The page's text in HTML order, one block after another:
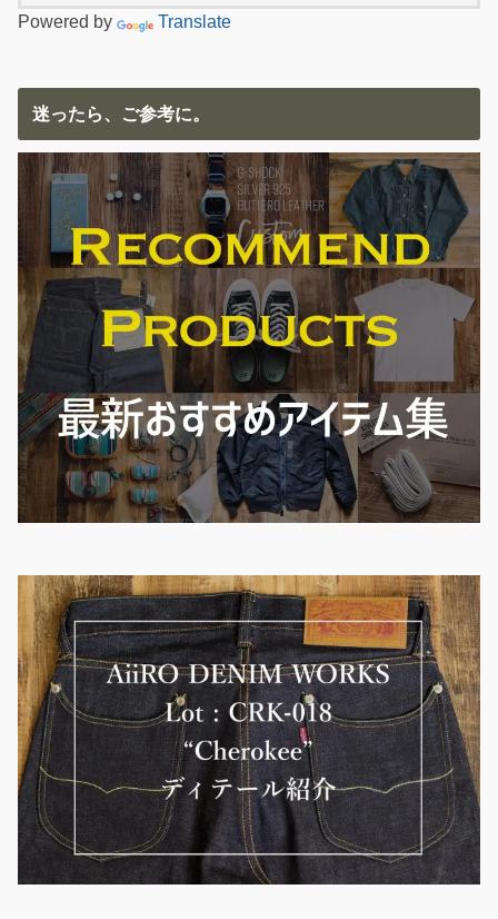
Powered by Translate
迷ったら、ご参考に。